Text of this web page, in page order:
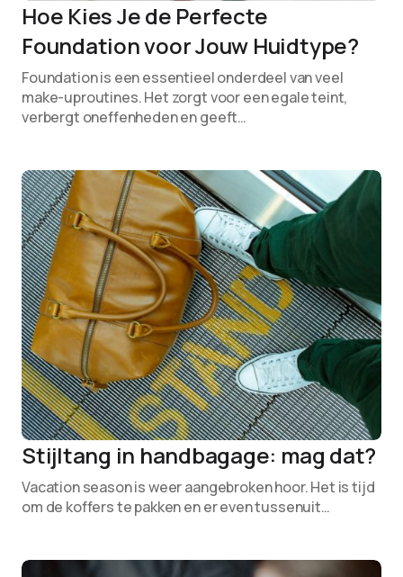
Hoe Kies Je de Perfecte
Foundation voor Jouw Huidtype?
Foundation is een essentieel onderdeel van veel
make-uproutines. Het zorgt voor een egale teint,
verbergt oneffenheden en geeft…
Stijltang in handbagage: mag dat?
Vacation season is weer aangebroken hoor. Het is tijd
om de koffers te pakken en er even tussenuit…